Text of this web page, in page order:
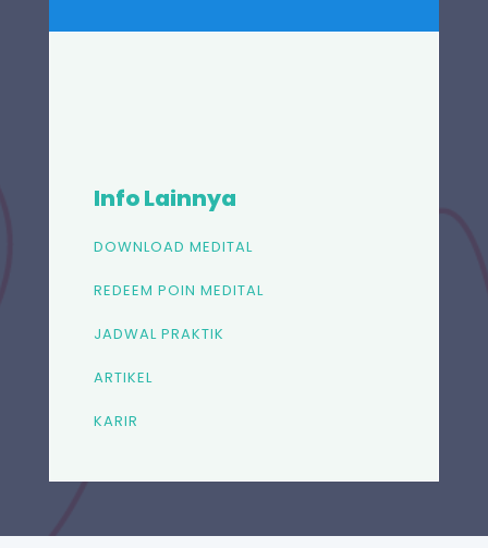
Info Lainnya
DOWNLOAD MEDITAL
REDEEM POIN MEDITAL
JADWAL PRAKTIK
ARTIKEL
KARIR